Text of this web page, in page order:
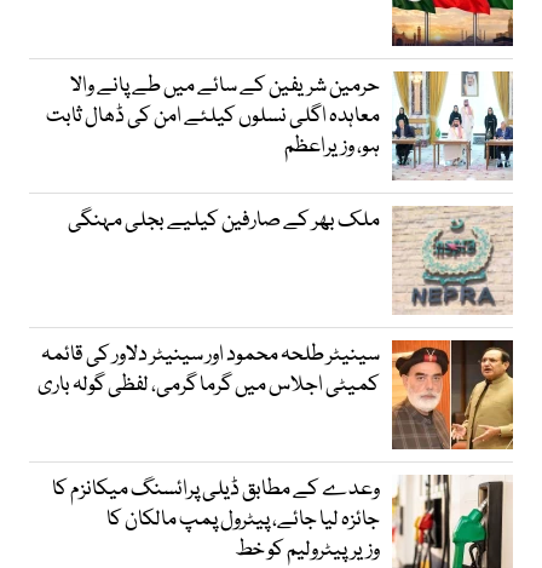
حرمین شریفین کے سائے میں طے پانے والا
معاہدہ اگلی نسلوں کیلئے امن کی ڈھال ثابت
ہو، وزیراعظم
ملک بھر کے صارفین کیلیے بجلی مہنگی
سینیٹر طلحہ محمود اور سینیٹر دلاور کی قائمہ
کمیٹی اجلاس میں گرما گرمی، لفظی گولہ باری
وعدے کے مطابق ڈیلی پرائسنگ میکانزم کا
جائزہ لیا جائے، پیٹرول پمپ مالکان کا
وزیرپیٹرولیم کو خط